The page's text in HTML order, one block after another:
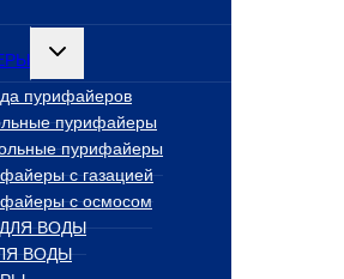
Переключить
меню
пурифайеров
пурифайеры
пурифайеры
с газацией
с осмосом
ВОДЫ
ВОДЫ